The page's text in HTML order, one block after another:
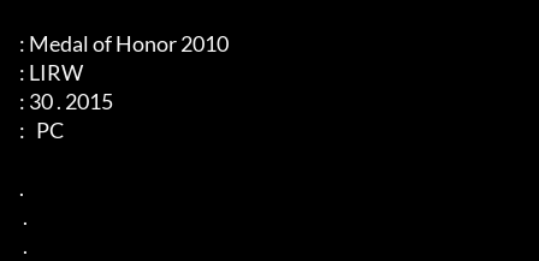
: Medal of Honor 2010
: LIRW
: 30 . 2015
:   PC
.